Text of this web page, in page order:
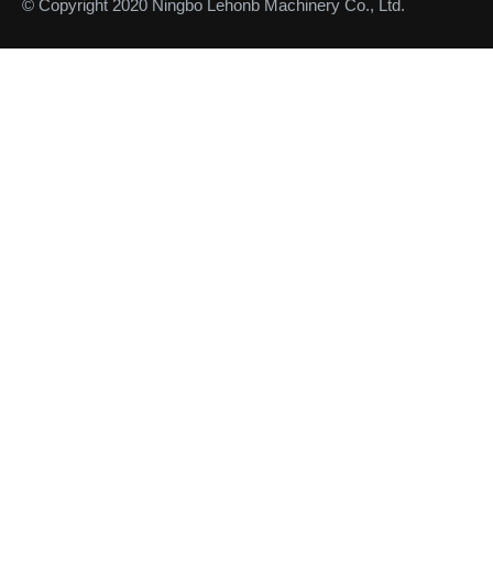
© Copyright 2020 Ningbo Lehonb Machinery Co., Ltd.